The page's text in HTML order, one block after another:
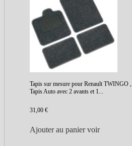
Tapis sur mesure pour Renault TWINGO ,
Tapis Auto avec 2 avants et 1...
31,00 €
Ajouter au panier voir